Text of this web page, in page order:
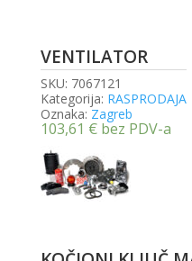
VENTILATOR
SKU: 7067121
Kategorija: RASPRODAJA
Oznaka: Zagreb
103,61 € bez PDV-a